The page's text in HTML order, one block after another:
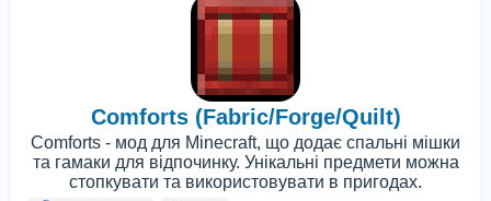
Comforts (Fabric/Forge/Quilt)
Comforts - мод для Minecraft, що додає спальні мішки
та гамаки для відпочинку. Унікальні предмети можна
стопкувати та використовувати в пригодах.